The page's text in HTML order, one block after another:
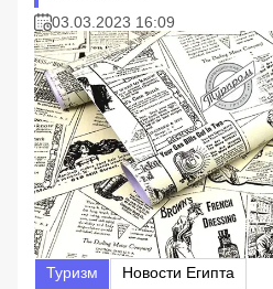
03.03.2023 16:09
Туризм Новости Египта